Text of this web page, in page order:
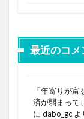
最近のコメ
「年寄りが
済が弱まって
に dabo_gc よ